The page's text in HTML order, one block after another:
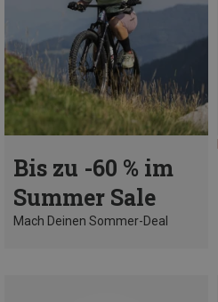
Bis zu -60 % im
Summer Sale
Mach Deinen Sommer-Deal